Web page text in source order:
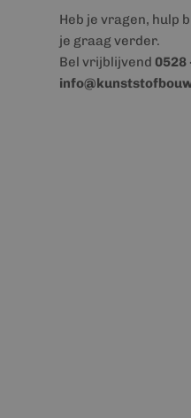
Heb je vragen, hulp
je graag verder.
Bel vrijblijvend 0528